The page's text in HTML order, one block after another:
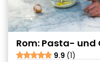
Rom: Pasta-
9.9 (1)